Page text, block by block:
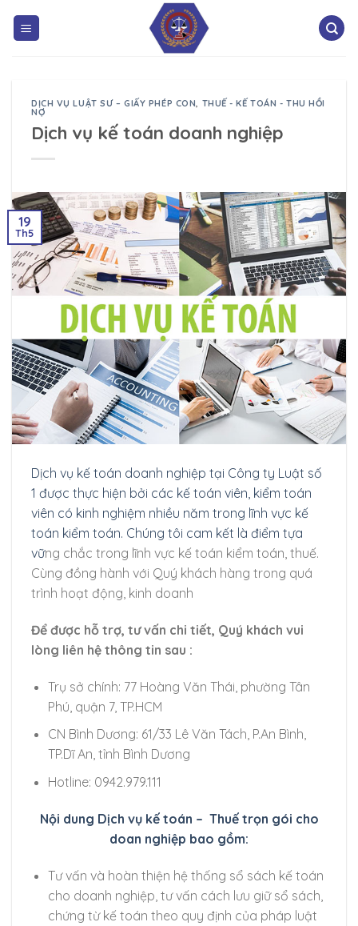
DỊCH VỤ LUẬT SƯ – GIẤY PHÉP CON, THUẾ - KẾ TOÁN - THU HỒI
NỢ
Dịch vụ kế toán doanh nghiệp
19
Th5
Dịch vụ kế toán doanh nghiệp tại Công ty Luật số
1 được thực hiện bởi các kế toán viên, kiểm toán
viên có kinh nghiệm nhiều năm trong lĩnh vực kế
toán kiểm toán. Chúng tôi cam kết là điểm tựa
vững chắc trong lĩnh vực kế toán kiểm toán, thuế.
Cùng đồng hành với Quý khách hàng trong quá
trình hoạt động, kinh doanh
Để được hỗ trợ, tư vấn chi tiết, Quý khách vui
lòng liên hệ thông tin sau :
Trụ sở chính: 77 Hoàng Văn Thái, phường Tân
Phú, quận 7, TP.HCM
CN Bình Dương: 61/33 Lê Văn Tách, P.An Bình,
TP.Dĩ An, tỉnh Bình Dương
Hotline: 0942.979.111
Nội dung Dịch vụ kế toán – Thuế trọn gói cho
doan nghiệp bao gồm:
Tư vấn và hoàn thiện hệ thống sổ sách kế toán
cho doanh nghiệp, tư vấn cách lưu giữ sổ sách,
chứng từ kế toán theo quy định của pháp luật